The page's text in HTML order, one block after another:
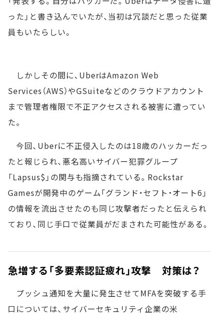
った」と書き込んでいたが、当初は冗談だと思った従業
員もいたらしい。
しかしその間に、UberはAmazon Web
Services（AWS）やGSuiteなどのクラウドアカウント
まで管理者権限で不正アクセスされる被害に遭ってい
た。
今回、Uberに不正侵入したのは18歳のハッカーだっ
たと報じられ、悪名高いサイバー犯罪グループ
「Lapsus$」の関与も指摘されている。Rockstar
Gamesが開発中のゲーム「グランド・セフト・オート6」
の情報を流出させたのも同じ攻撃者だったと伝えられ
ており、同じ手口で従業員がだまされた可能性がある。
急増する「多要素認証疲れ」攻撃 対策は？
プッシュ通知を大量に発生させてMFAを突破する手
口については、サイバーセキュリティ企業の米